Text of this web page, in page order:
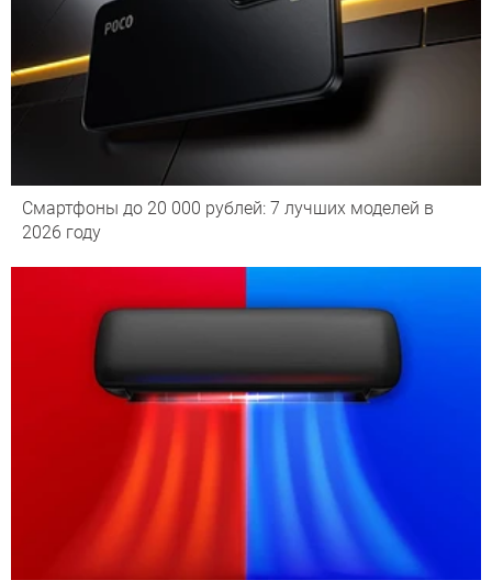
Смартфоны до 20 000 рублей: 7 лучших моделей в
2026 году